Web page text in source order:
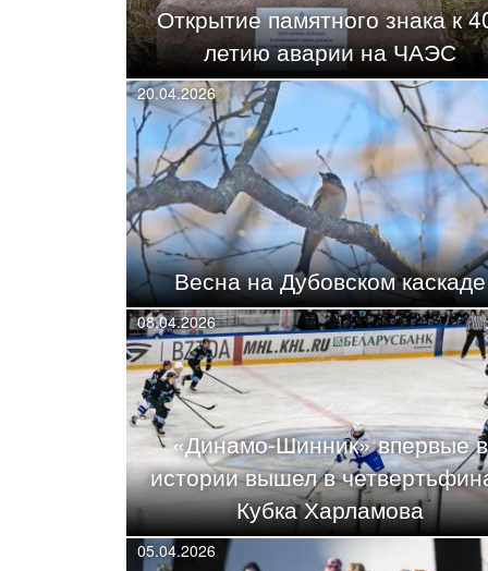
Открытие памятного знака к
летию аварии на ЧАЭС
20.04.2026
Весна на Дубовском каскаде
08.04.2026
«Динамо-Шинник» впервые в
истории вышел в
Кубка Харламова
05.04.2026